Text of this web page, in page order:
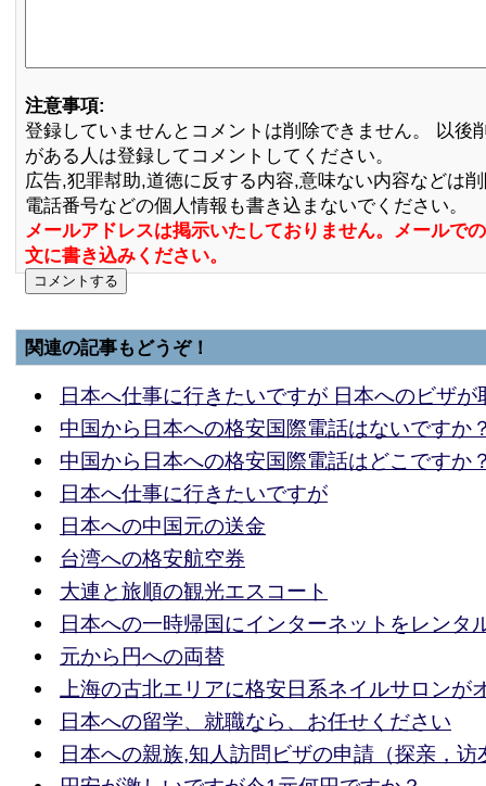
注意事項:
登録していませんとコメントは削除できません。 以後
がある人は登録してコメントしてください。
広告,犯罪幇助,道徳に反する内容,意味ない内容などは
電話番号などの個人情報も書き込まないでください。
メールアドレスは掲示いたしておりません。メールで
文に書き込みください。
関連の記事もどうぞ！
日本へ仕事に行きたいですが 日本へのビザが
中国から日本への格安国際電話はないですか
中国から日本への格安国際電話はどこですか
日本へ仕事に行きたいですが
日本への中国元の送金
台湾への格安航空券
大連と旅順の観光エスコート
日本への一時帰国にインターネットをレンタ
元から円への両替
上海の古北エリアに格安日系ネイルサロンが
日本への留学、就職なら、お任せください
日本への親族,知人訪問ビザの申請（探亲，访